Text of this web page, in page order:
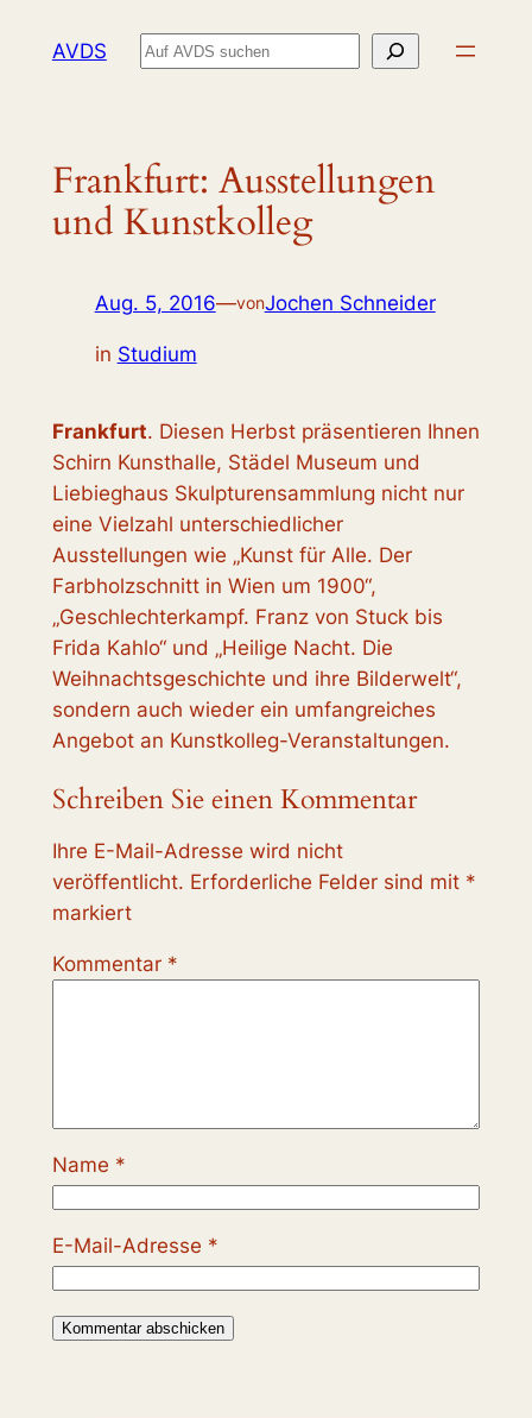
InhaltAVDS Suchen
Frankfurt: Ausstellungen
und Kunstkolleg
Aug. 5, 2016—vonJochen Schneider
in Studium
Frankfurt. Diesen Herbst präsentieren Ihnen
Schirn Kunsthalle, Städel Museum und
Liebieghaus Skulpturensammlung nicht nur
eine Vielzahl unterschiedlicher
Ausstellungen wie „Kunst für Alle. Der
Farbholzschnitt in Wien um 1900“,
„Geschlechterkampf. Franz von Stuck bis
Frida Kahlo“ und „Heilige Nacht. Die
Weihnachtsgeschichte und ihre Bilderwelt“,
sondern auch wieder ein umfangreiches
Angebot an Kunstkolleg-Veranstaltungen.
Schreiben Sie einen Kommentar
Ihre E-Mail-Adresse wird nicht
veröffentlicht. Erforderliche Felder sind mit *
markiert
Kommentar *
Name *
E-Mail-Adresse *